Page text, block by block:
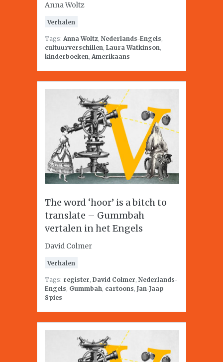
Anna Woltz
Verhalen
Tags: Anna Woltz, Nederlands-Engels,
cultuurverschillen, Laura Watkinson,
kinderboeken, Amerikaans
The word ‘hoor’ is a bitch to
translate – Gummbah
vertalen in het Engels
David Colmer
Verhalen
Tags: register, David Colmer, Nederlands-
Engels, Gummbah, cartoons, Jan-Jaap
Spies